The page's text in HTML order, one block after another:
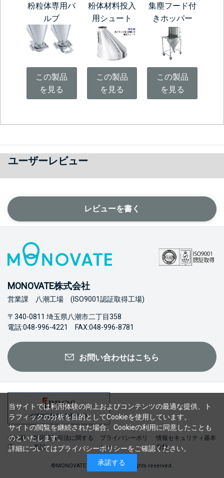
粉粒体専用バ
ルブ
この製品
を見る
粉体材料投入
用シュート
この製品
を見る
集塵フード付
きホッパー
この製品
を見る
ユーザーレビュー
レビューを書く
MONOVATE株式会社
営業課 八潮工場 (ISO9001認証取得工場)
〒340-0811 埼玉県八潮市二丁目358
電話:048-996-4221 FAX:048-996-8781
お問い合わせはこちら
会社概
要
特定商取引法に関する
表記
プライバシーポリ
シー
情報セキュリティ基本
方針
©MONOVATE Co., Ltd. 2023 All rights reserved.
当サイトでは利用体験の向上およびコンテンツの最適な提供、ト
ラフィックの分析を目的としてCookieを使用しています。
サイトの閲覧を継続された場合、Cookieの利用に同意したことも
のといたします。
詳細についてはプライバシーポリシーをご確認ください。
承諾する